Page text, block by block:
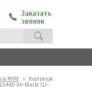
Заказать
звонок
и МФУ
Картридж
(Hi-Black) CLI-